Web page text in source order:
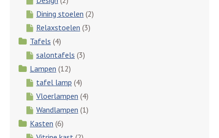
Dining stoelen (2)
Relaxstoelen (3)
Tafels (4)
salontafels (3)
Lampen (12)
tafel lamp (4)
Vloerlampen (4)
Wandlampen (1)
Kasten (6)